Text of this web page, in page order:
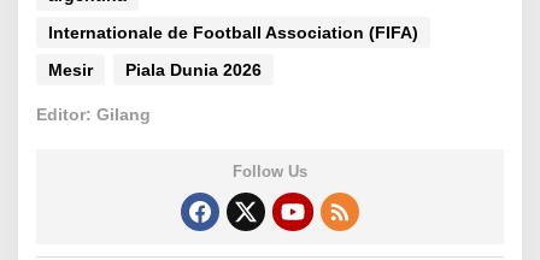
Internationale de Football Association (FIFA)
Mesir
Piala Dunia 2026
Editor: Gilang
Follow Us